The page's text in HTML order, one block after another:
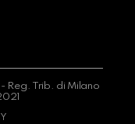
Reg. Trib. di Milano